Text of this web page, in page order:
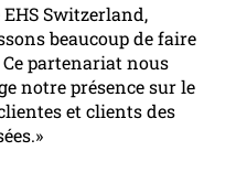
Switzerland,
beaucoup de faire
partenariat nous
notre présence sur le
et clients des